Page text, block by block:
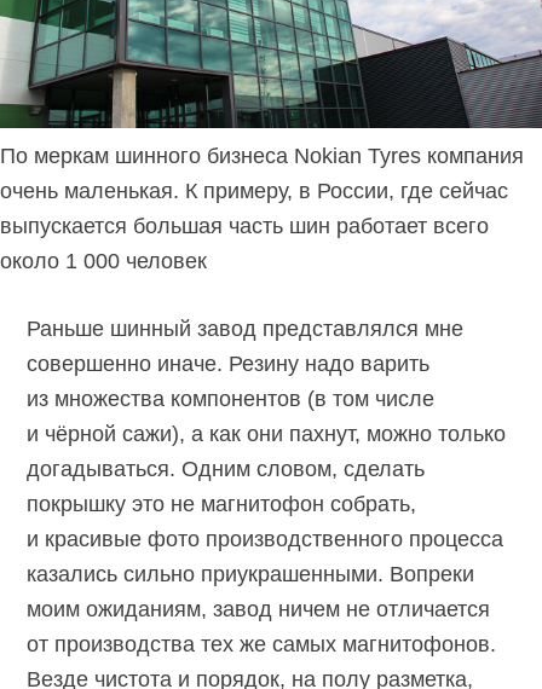
По меркам шинного бизнеса Nokian Tyres компания
очень маленькая. К примеру, в России, где сейчас
выпускается большая часть шин работает всего
около 1 000 человек
Раньше шинный завод представлялся мне
совершенно иначе. Резину надо варить
из множества компонентов (в том числе
и чёрной сажи), а как они пахнут, можно только
догадываться. Одним словом, сделать
покрышку это не магнитофон собрать,
и красивые фото производственного процесса
казались сильно приукрашенными. Вопреки
моим ожиданиям, завод ничем не отличается
от производства тех же самых магнитофонов.
Везде чистота и порядок, на полу разметка,